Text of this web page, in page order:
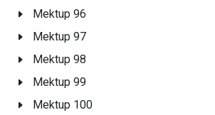
Mektup 96
Mektup 97
Mektup 98
Mektup 99
Mektup 100